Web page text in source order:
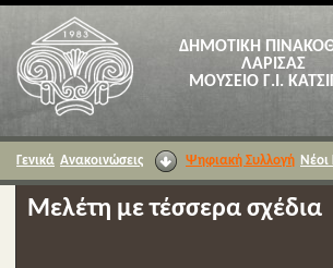
ΔΗΜΟΤΙΚΗ
ΛΑΡΙΣΑΣ
ΜΟΥΣΕΙΟ Γ.Ι.
Γενικά Ανακοινώσεις Ψηφιακή Συλλογή Νέοι
Μελέτη με τέσσερα σχέδια